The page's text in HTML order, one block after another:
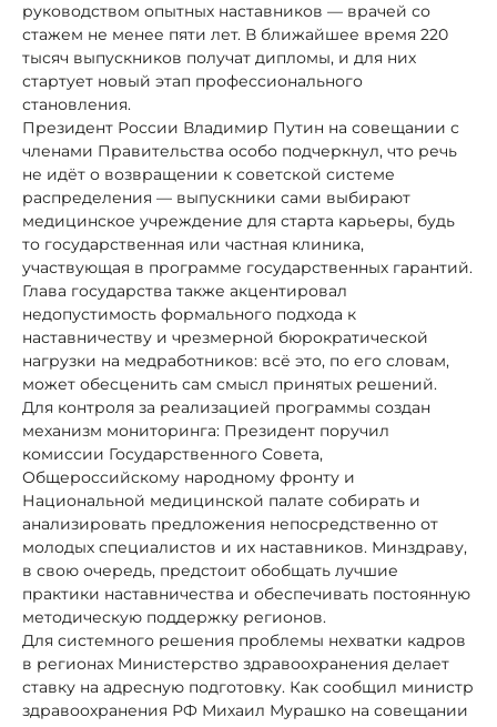
руководством опытных наставников — врачей со
стажем не менее пяти лет. В ближайшее время 220
тысяч выпускников получат дипломы, и для них
стартует новый этап профессионального
становления.
Президент России Владимир Путин на совещании с
членами Правительства особо подчеркнул, что речь
не идёт о возвращении к советской системе
распределения — выпускники сами выбирают
медицинское учреждение для старта карьеры, будь
то государственная или частная клиника,
участвующая в программе государственных гарантий.
Глава государства также акцентировал
недопустимость формального подхода к
наставничеству и чрезмерной бюрократической
нагрузки на медработников: всё это, по его словам,
может обесценить сам смысл принятых решений.
Для контроля за реализацией программы создан
механизм мониторинга: Президент поручил
комиссии Государственного Совета,
Общероссийскому народному фронту и
Национальной медицинской палате собирать и
анализировать предложения непосредственно от
молодых специалистов и их наставников. Минздраву,
в свою очередь, предстоит обобщать лучшие
практики наставничества и обеспечивать постоянную
методическую поддержку регионов.
Для системного решения проблемы нехватки кадров
в регионах Министерство здравоохранения делает
ставку на адресную подготовку. Как сообщил министр
здравоохранения РФ Михаил Мурашко на совещании